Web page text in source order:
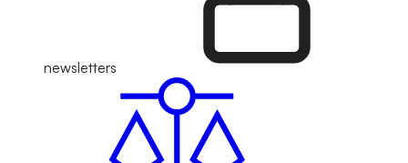
newsletters